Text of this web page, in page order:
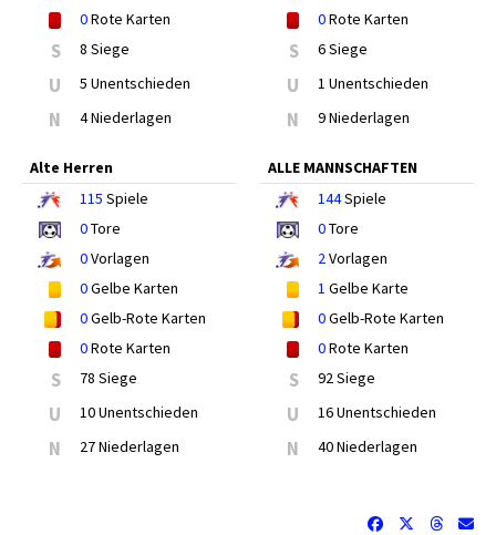
0Rote Karten
S 8 Siege
U 5 Unentschieden
N 4 Niederlagen
0Rote Karten
S 6 Siege
U 1 Unentschieden
N 9 Niederlagen
Alte Herren
115 Spiele
0Tore
0Vorlagen
0Gelbe Karten
0Gelb-Rote Karten
0Rote Karten
S 78 Siege
U 10 Unentschieden
N 27 Niederlagen
ALLE MANNSCHAFTEN
144Spiele
0Tore
2Vorlagen
1 Gelbe Karte
0Gelb-Rote Karten
0Rote Karten
S 92 Siege
U 16 Unentschieden
N 40 Niederlagen